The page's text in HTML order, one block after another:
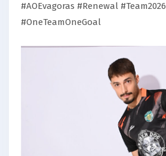
#AOEvagoras #Renewal #Team2026
#OneTeamOneGoal